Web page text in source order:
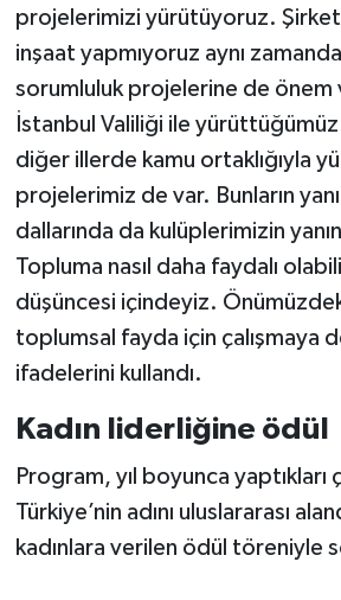
projelerimizi yürütüyoruz.
inşaat yapmıyoruz aynı
sorumluluk projelerine de önem
İstanbul Valiliği ile
diğer illerde kamu ortaklığıyla
projelerimiz de var. Bunların
dallarında da kulüplerimizin
Topluma nasıl daha faydalı
düşüncesi içindeyiz.
toplumsal fayda için çalışmaya
ifadelerini kullandı.
Kadın liderliğine ödül
Program, yıl boyunca yaptıkları
Türkiye’nin adını uluslararası
kadınlara verilen ödül töreniyle